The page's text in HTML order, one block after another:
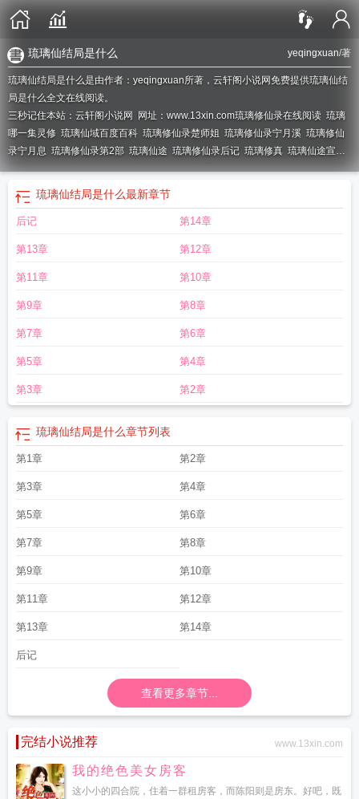
yeqingxuan/著
琉璃仙结局是什么
琉璃仙结局是什么是由作者：yeqingxuan所著，云轩阁小说网免费提供琉璃仙结
局是什么全文在线阅读。
三秒记住本站：云轩阁小说网 网址：www.13xin.com琉璃修仙录在线阅读 琉璃
哪一集灵修 琉璃仙域百度百科 琉璃修仙录楚师姐 琉璃修仙录宁月溪 琉璃修仙
录宁月息 琉璃修仙录第2部 琉璃仙途 琉璃修仙录后记 琉璃修真 琉璃仙途宣传
视频琉璃修仙录13琉璃修仙录1琉璃修仙录系列琉璃修仙录全本TXT琉璃灵
琉璃灵修在哪一章 琉璃修仙录全文
璃修仙录类似的
仙录TXT在线
琉璃修仙录1-13
txt
琉璃仙结局是什么最新章节
后记 第14章
第13章 第12章
第11章 第10章
第9章 第8章
第7章 第6章
第5章 第4章
第3章 第2章
琉璃仙结局是什么章节列表
第1章 第2章
第3章 第4章
第5章 第6章
第7章 第8章
第9章 第10章
第11章 第12章
第13章 第14章
后记
查看更多章节...
完结小说推荐 www.13xin.com
我的绝色美女房客
这小小的四合院，住着一群租房客，而陈阳则是房东。好吧，既